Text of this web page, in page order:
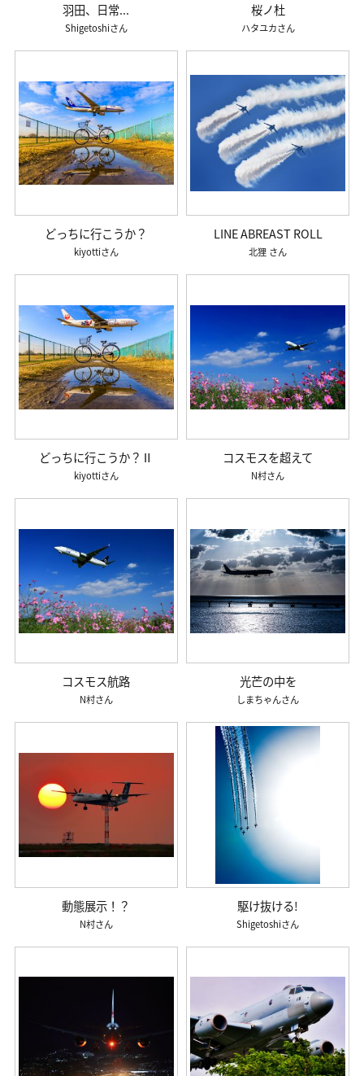
羽田、日常...
Shigetoshi
桜ノ杜
ハタユカ
どっちに行こうか？
kiyotti
LINE ABREAST ROLL
北狸
どっちに行こうか？Ⅱ
kiyotti
コスモスを超えて
N村
コスモス航路
N村
光芒の中を
しまちゃん
動態展示！？
N村
駆け抜ける!
Shigetoshi